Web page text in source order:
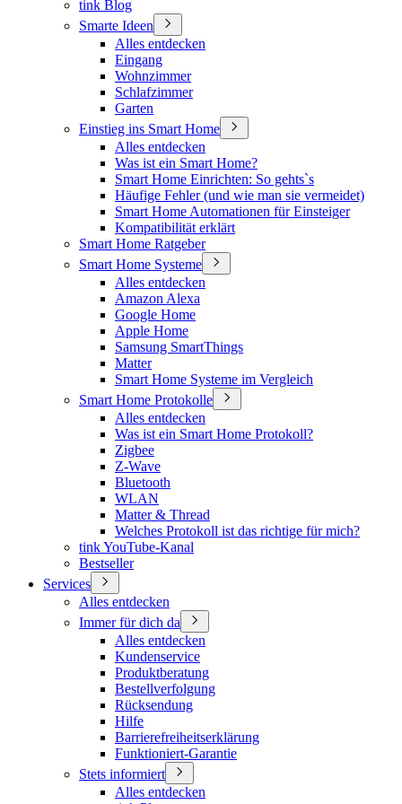
tink Blog
Smarte Ideen
Alles entdecken
Eingang
Wohnzimmer
Schlafzimmer
Garten
Einstieg ins Smart Home
Alles entdecken
Was ist ein Smart Home?
Smart Home Einrichten: So gehts`s
Häufige Fehler (und wie man sie vermeidet)
Smart Home Automationen für Einsteiger
Kompatibilität erklärt
Smart Home Ratgeber
Smart Home Systeme
Alles entdecken
Amazon Alexa
Google Home
Apple Home
Samsung SmartThings
Matter
Smart Home Systeme im Vergleich
Smart Home Protokolle
Alles entdecken
Was ist ein Smart Home Protokoll?
Zigbee
Z-Wave
Bluetooth
WLAN
Matter & Thread
Welches Protokoll ist das richtige für mich?
tink YouTube-Kanal
Bestseller
Services
Alles entdecken
Immer für dich da
Alles entdecken
Kundenservice
Produktberatung
Bestellverfolgung
Rücksendung
Hilfe
Barrierefreiheitserklärung
Funktioniert-Garantie
Stets informiert
Alles entdecken